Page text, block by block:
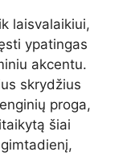
laisvalaikiui,
ypatingas
akcentu.
skrydžius
proga,
šiai